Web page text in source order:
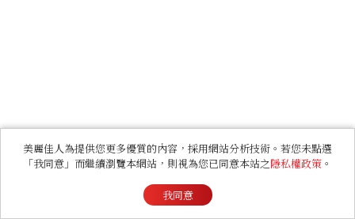
美麗佳人為提供您更多優質的內容，採用網站分析技術。若您未點選
「我同意」而繼續瀏覽本網站，則視為您已同意本站之隱私權政策 。
我同意